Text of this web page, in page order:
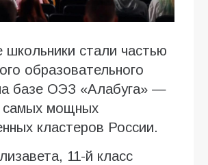
школьники стали частью
образовательного
базе ОЭЗ «Алабуга» —
самых мощных
кластеров России.
11-й класс